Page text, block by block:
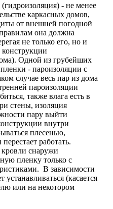
- не менее
каркасных домов,
от внешней погодной
она должна
не только его, но и
конструкции
Одной из грубейших
- пароизоляции с
случае весь пар из дома
пароизоляции
также влага есть в
стены, изоляция
пару выйти
внутри
плесенью,
работать.
снаружи
пленку только с
В зависимости
(касается
или на некотором